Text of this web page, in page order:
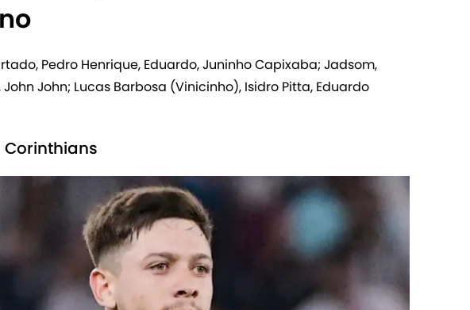
Pedro Henrique, Eduardo, Juninho Capixaba; Jadsom,
John; Lucas Barbosa (Vinicinho), Isidro Pitta, Eduardo
Corinthians